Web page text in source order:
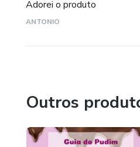
Adorei o produto
ANTONIO
Outros